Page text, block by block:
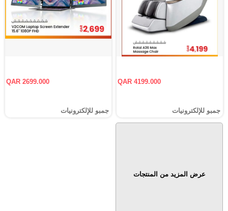
QAR 4199.000
جمبو للإلكترونيات
QAR 2699.000
جمبو للإلكترونيات
عرض المزيد من المنتجات